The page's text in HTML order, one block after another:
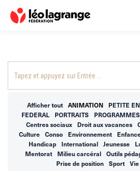
Afficher tout ANIMATION PETITE
FEDERAL
PORTRAITS PROGRAMMES
Centres sociaux
Droit aux vacances
Culture
Conso Environnement
Handicap
International Jeunesse
Mentorat
Milieu carcéral Outils
Prise de position
Sport